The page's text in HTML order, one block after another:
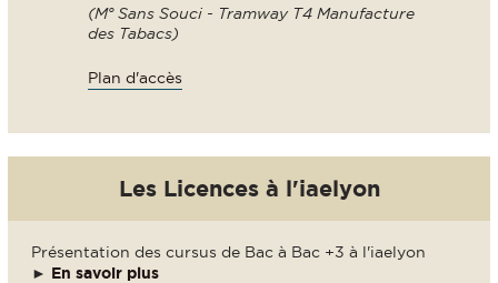
(M° Sans Souci - Tramway T4 Manufacture
des Tabacs)
Plan d'accès
Les Licences à l'iaelyon
Présentation des cursus de Bac à Bac +3 à l'iaelyon
► En savoir plus